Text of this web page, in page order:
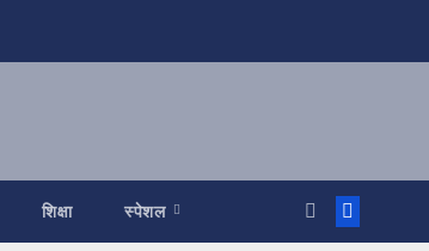
शिक्षा स्पेशल